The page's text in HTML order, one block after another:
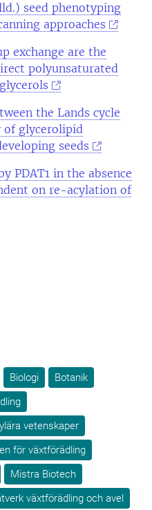
seed phenotyping
approaches
exchange are the
polyunsaturated
the Lands cycle
of glycerolipid
seeds
PDAT1 in the absence
on re-acylation of
Biologi
Botanik
vetenskaper
för växtförädling
Mistra Biotech
växtförädling och avel